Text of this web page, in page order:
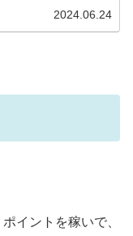
2024.06.24
イントを稼いで、